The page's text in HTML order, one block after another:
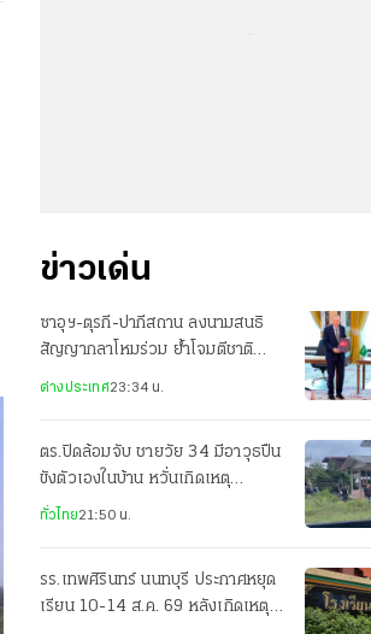
ข่าวเด่น
ซาอุฯ-ตุรกี-ปากีสถาน ลงนามสนธิ
สัญญากลาโหมร่วม ย้ำโจมตีชาติ
เดียวเท่ากับโจมตีทั้ง 3 ประเทศ
ต่างประเทศ23:34 น.
ตร.ปิดล้อมจับ ชายวัย 34 มีอาวุธปืน
ขังตัวเองในบ้าน หวั่นเกิดเหตุ
อันตราย
ทั่วไทย21:50 น.
รร.เทพศิรินทร์ นนทบุรี ประกาศหยุด
เรียน 10-14 ส.ค. 69 หลังเกิดเหตุก